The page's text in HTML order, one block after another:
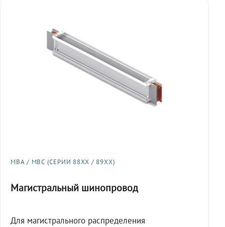
МВА / МВС (СЕРИИ 88XX / 89XX)
Магистральный шинопровод
Для магистрального распределения